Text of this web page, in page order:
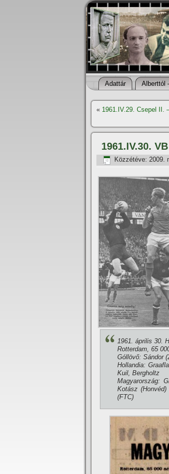
Adattár Alberttól
« 1961.IV.29. Csepel II.
1961.IV.30.
Közzétéve: 2009.
1961. április 30.
Rotterdam, 65
Góllövő: Sándor
Hollandia:
Kuil, Bergholtz
Magyarország:
Kotász
(FTC)